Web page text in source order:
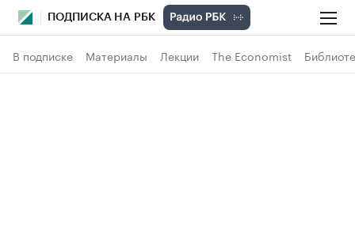
ПОДПИСКА НА РБК
В подписке Материалы Лекции The Economist